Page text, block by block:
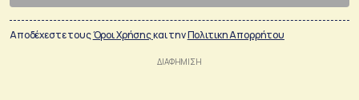
Αποδέχεστε τουςΌροι Χρήσηςκαι τηνΠολιτικη Απορρήτου